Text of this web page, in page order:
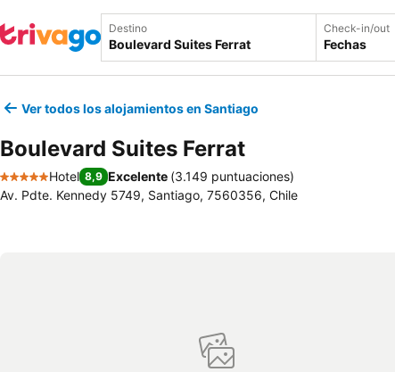
Destino Check-in/out
Fechas
Ver todos los alojamientos en Santiago
Boulevard Suites Ferrat
5 Estrellas
Hotel 8,9 Excelente (3.149 puntuaciones)
Av. Pdte. Kennedy 5749, Santiago, 7560356, Chile